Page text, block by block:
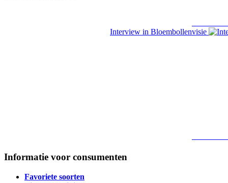
Interview in Bloembollenvisie
Informatie voor consumenten
Favoriete soorten